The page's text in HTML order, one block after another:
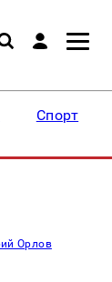
Спорт
Орлов